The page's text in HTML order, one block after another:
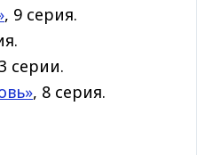
, 9 серия.
серии.
, 8 серия.